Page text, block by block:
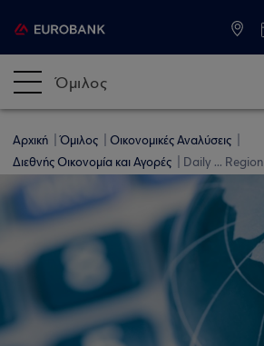
Όμιλος
Αρχική Όμιλος
Οικονομικές Αναλύσεις
Διεθνής Οικονομία και Αγορές
Daily ... Region